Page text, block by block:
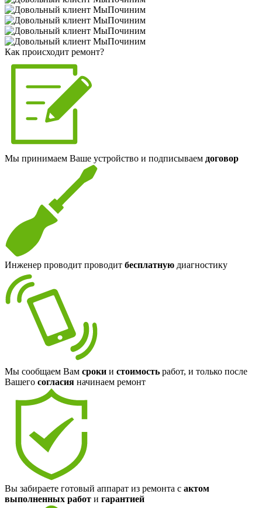
Как происходит ремонт?
Мы принимаем Ваше устройство и подписываем договор
Инженер проводит проводит бесплатную диагностику
Мы сообщаем Вам сроки и стоимость работ, и только после
Вашего согласия начинаем ремонт
Вы забираете готовый аппарат из ремонта с актом
выполненных работ и гарантией